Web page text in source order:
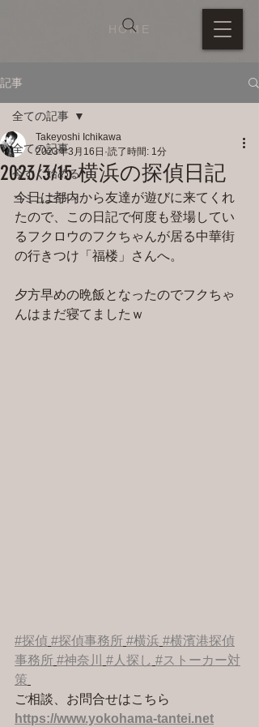
HOME
記事
全ての記事
今すぐ始める
コミュニティ
全ての記事
2023/3/15 横浜の探偵日記
Takeyoshi Ichikawa
2023年3月16日 読了時間: 1分
今日は都内から友達が遊びに来てくれ
たので、この日記で何度も登場してい
るフクロウのフクちゃんが居る中華街
の行きつけ「福楼」さんへ。
夕方早めの晩飯となったのでフクちゃ
んはまだ寝てましたｗ
#探偵 #探偵事務所 #横浜 #横濱港探偵
事務所 #神奈川 #人探し #ストーカー対
策
ご相談、お問合せはこちら
https://www.yokohama-tantei.net